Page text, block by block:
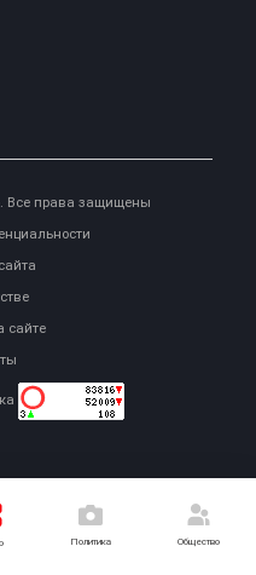
Политика Общество
Все права защищены
сайте